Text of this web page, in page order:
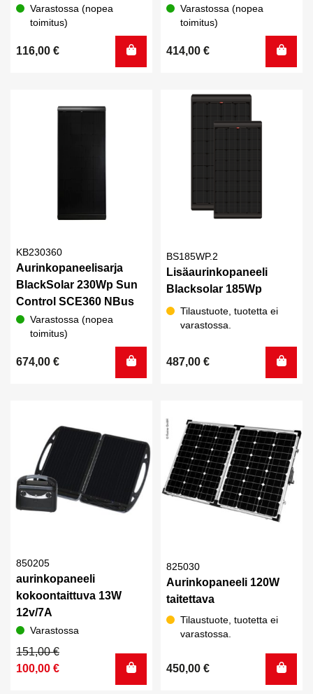
toiminnolla
Varastossa (nopea
toimitus)
116,00 €
Varastossa (nopea
toimitus)
414,00 €
KB230360
Aurinkopaneelisarja
BlackSolar 230Wp Sun
Control SCE360 NBus
Varastossa (nopea
toimitus)
674,00 €
BS185WP.2
Lisäaurinkopaneeli
Blacksolar 185Wp
Tilaustuote, tuotetta ei
varastossa.
487,00 €
850205
aurinkopaneeli
kokoontaittuva 13W
12v/7A
Varastossa
151,00€
Alkuperäinen
hinta
100,00 €
Nykyinen
hinta
825030
Aurinkopaneeli 120W
taitettava
Tilaustuote, tuotetta ei
varastossa.
450,00 €